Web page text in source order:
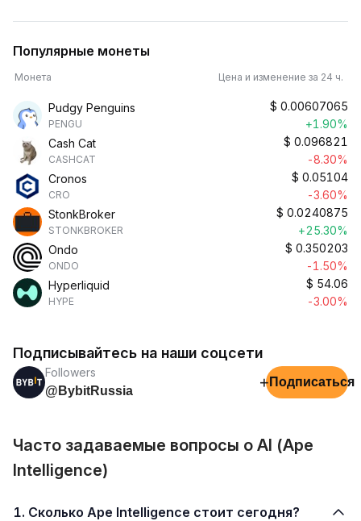
Популярные монеты
Монета Цена и изменение за 24 ч.
Pudgy Penguins
PENGU
$ 0.00607065
+1.90%
Cash Cat
CASHCAT
$ 0.096821
-8.30%
Cronos
CRO
$ 0.05104
-3.60%
StonkBroker
STONKBROKER
$ 0.0240875
+25.30%
Ondo
ONDO
$ 0.350203
-1.50%
Hyperliquid
HYPE
$ 54.06
-3.00%
Подписывайтесь на наши соцсети
Followers
@BybitRussia
+ Подписаться
Часто задаваемые вопросы о AI (Ape
Intelligence)
1. Сколько Ape Intelligence стоит сегодня?